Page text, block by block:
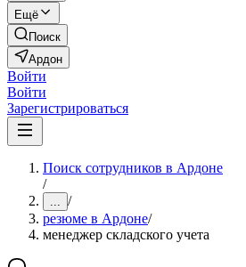
Ещё
Поиск
Ардон
Войти
Войти
Зарегистрироваться
Поиск сотрудников в Ардоне
/
... /
резюме в Ардоне/
менеджер складского учета